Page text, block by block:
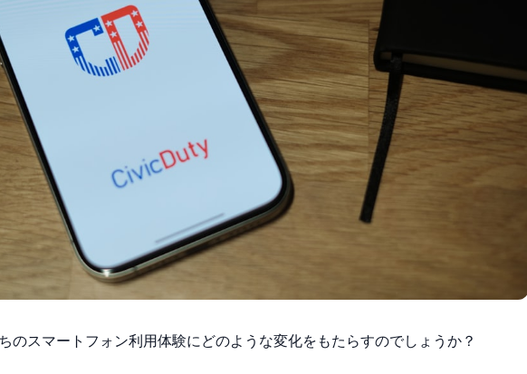
のスマートフォン利用体験にどのような変化をもたらすのでしょうか？